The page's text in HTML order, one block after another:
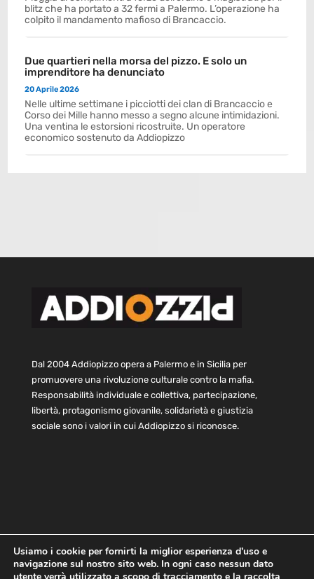
blitz che ha portato a 32 fermi a Palermo. L’operazione ha
colpito il mandamento mafioso di Brancaccio.
Due quartieri nella morsa del pizzo. E solo un
imprenditore ha denunciato
20 Aprile 2026
Nelle ultime settimane i picciotti dei clan di Brancaccio e
Corso dei Mille hanno messo a segno alcune intimidazioni.
Una ventina le estorsioni ricostruite. Un operatore
economico sostenuto da Addiopizzo
Dal 2004 Addiopizzo opera a Palermo e in Sicilia per
promuovere una rivoluzione culturale contro la mafia.
Responsabilità individuale e collettiva, partecipazione,
libertà, protagonismo giovanile, solidarietà e giustizia
sociale sono i valori in cui Addiopizzo si riconosce.
Home Statuto e bilancio
Contatti
Usiamo i cookie per fornirti la miglior esperienza d'uso e
navigazione sul nostro sito web. In ogni caso nessun dato